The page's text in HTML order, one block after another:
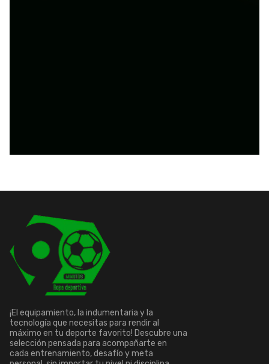
¡El equipamiento, la indumentaria y la
tecnología que necesitas para rendir al
máximo en tu deporte favorito! Descubre una
selección pensada para acompañarte en
cada entrenamiento, desafío y meta